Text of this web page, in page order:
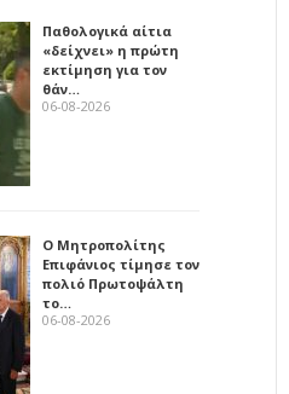
Παθολογικά αίτια
«δείχνει» η πρώτη
εκτίμηση για τον
θάν…
06-08-2026
Ο Μητροπολίτης
Επιφάνιος τίμησε τον
πολιό Πρωτοψάλτη
το…
06-08-2026